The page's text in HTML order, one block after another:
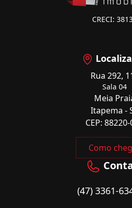
CRECI:
Rua 292,
Sala 04
Meia
Itapema -
CEP:
Como
(47) 3361-